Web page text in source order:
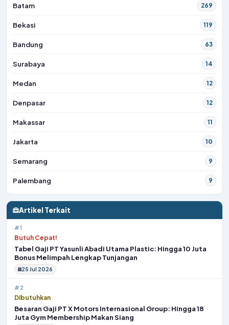
Batam 269
Bekasi 119
Bandung 63
Surabaya 14
Medan 12
Denpasar 12
Makassar 11
Jakarta 10
Semarang 9
Palembang 9
Artikel Terkait
#1
Butuh Cepat!
Tabel Gaji PT Yasunli Abadi Utama Plastic: Hingga 10 Juta
Bonus Melimpah Lengkap Tunjangan
25 Jul 2026
#2
Dibutuhkan
Besaran Gaji PT X Motors Internasional Group: Hingga 18
Juta Gym Membership Makan Siang